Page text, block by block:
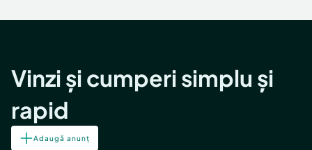
Vinzi și cumperi simplu și
rapid
Adaugă anunț